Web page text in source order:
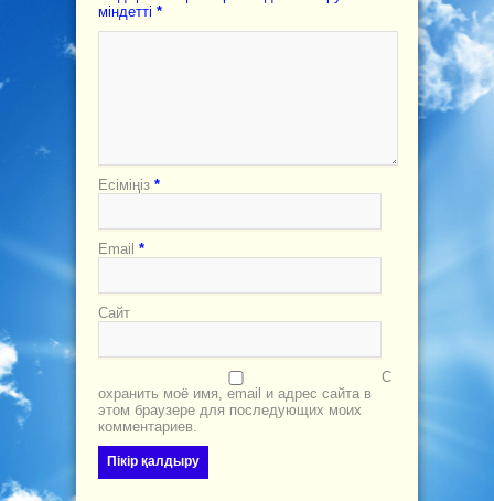
міндетті *
Есіміңіз *
Email *
Сайт
С
охранить моё имя, email и адрес сайта в
этом браузере для последующих моих
комментариев.